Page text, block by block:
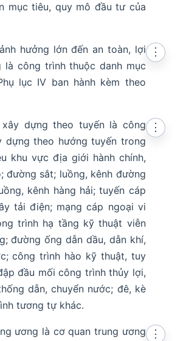
mục tiêu, quy mô đầu tư của
hưởng lớn đến an toàn, lợi
là công trình thuộc danh mục
lục IV ban hành kèm theo
⋮
dựng theo tuyến là công
dựng theo hướng tuyến trong
khu vực địa giới hành chính,
đường sắt; luồng, kênh đường
kênh hàng hải; tuyến cáp
tải điện; mạng cáp ngoại vi
trình hạ tầng kỹ thuật viễn
đường ống dẫn dầu, dẫn khí,
công trình hào kỹ thuật, tuy
đầu mối công trình thủy lợi,
dẫn, chuyển nước; đê, kè
tương tự khác.
⋮
ương là cơ quan trung ương
⋮